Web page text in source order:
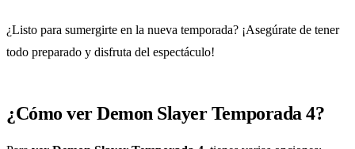
¿Listo para sumergirte en la nueva temporada? ¡Asegúrate de tener
todo preparado y disfruta del espectáculo!
¿Cómo ver Demon Slayer Temporada 4?